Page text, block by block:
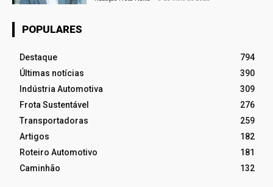
POPULARES
Destaque
794
Últimas notícias
390
Indústria Automotiva
309
Frota Sustentável
276
Transportadoras
259
Artigos
182
Roteiro Automotivo
181
Caminhão
132